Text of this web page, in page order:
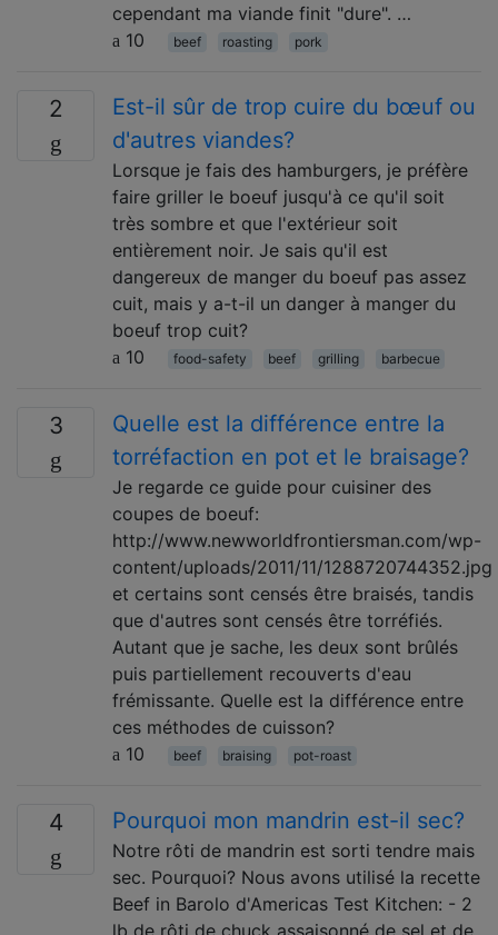
cependant ma viande finit "dure". …
10
beef roasting pork
2
Est-il sûr de trop cuire du bœuf ou
d'autres viandes?
Lorsque je fais des hamburgers, je préfère
faire griller le boeuf jusqu'à ce qu'il soit
très sombre et que l'extérieur soit
entièrement noir. Je sais qu'il est
dangereux de manger du boeuf pas assez
cuit, mais y a-t-il un danger à manger du
boeuf trop cuit?
10
food-safety beef grilling barbecue
3
Quelle est la différence entre la
torréfaction en pot et le braisage?
Je regarde ce guide pour cuisiner des
coupes de boeuf:
http://www.newworldfrontiersman.com/wp-
content/uploads/2011/11/1288720744352.jpg
et certains sont censés être braisés, tandis
que d'autres sont censés être torréfiés.
Autant que je sache, les deux sont brûlés
puis partiellement recouverts d'eau
frémissante. Quelle est la différence entre
ces méthodes de cuisson?
10
beef braising pot-roast
4 Pourquoi mon mandrin est-il sec?
Notre rôti de mandrin est sorti tendre mais
sec. Pourquoi? Nous avons utilisé la recette
Beef in Barolo d'Americas Test Kitchen: - 2
lb de rôti de chuck assaisonné de sel et de